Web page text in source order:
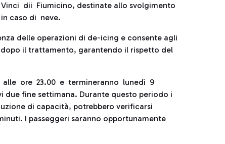
dii Fiumicino, destinate allo svolgimento
caso di neve.
delle operazioni di de-icing e consente agli
il trattamento, garantendo il rispetto del
ore 23.00 e termineranno lunedì 9
due fine settimana. Durante questo periodo i
di capacità, potrebbero verificarsi
I passeggeri saranno opportunamente